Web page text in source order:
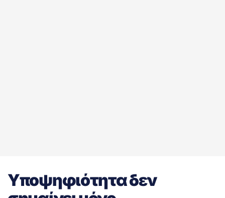
Υποψηφιότητα δεν